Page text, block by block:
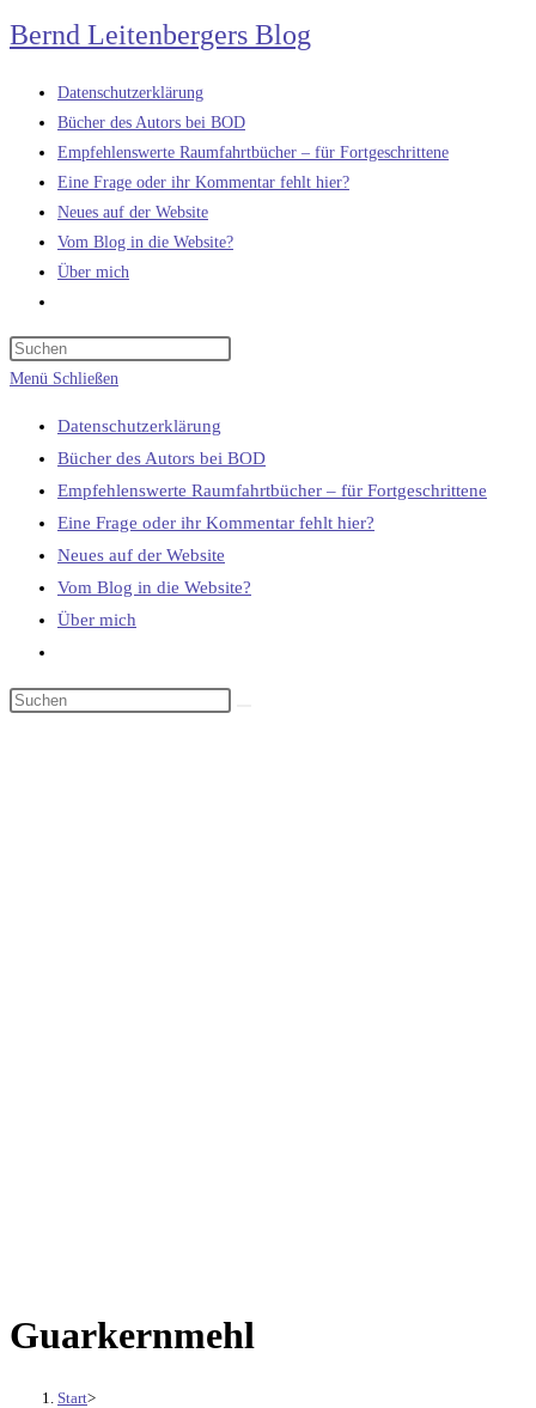
Zum
Inhalt
springen
Bernd Leitenbergers Blog
Datenschutzerklärung
Bücher des Autors bei BOD
Empfehlenswerte Raumfahrtbücher – für Fortgeschrittene
Eine Frage oder ihr Kommentar fehlt hier?
Neues auf der Website
Vom Blog in die Website?
Über mich
umschalten
Menü Schließen
Datenschutzerklärung
Bücher des Autors bei BOD
Empfehlenswerte Raumfahrtbücher – für Fortgeschrittene
Eine Frage oder ihr Kommentar fehlt hier?
Neues auf der Website
Vom Blog in die Website?
Über mich
umschalten
Guarkernmehl
Start>